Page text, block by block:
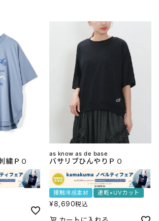
繍ＰＯ
as know as de base
バサリブひんやりＰＯ
接触冷感素材 速乾×UVカット
¥8,690税込